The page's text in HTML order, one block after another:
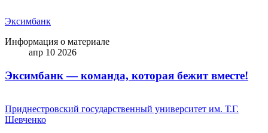
Эксимбанк
Информация о материале
апр 10 2026
Эксимбанк — команда, которая бежит вместе!
Приднестровский государственный университет им. Т.Г.
Шевченко